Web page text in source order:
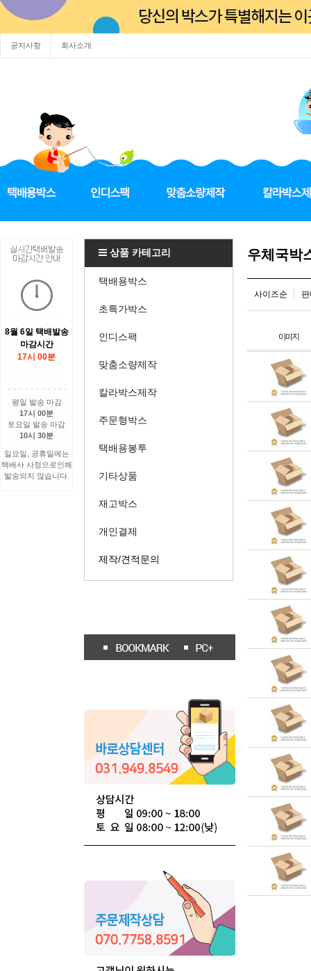
공지사항 회사소개
8월 6일 택배발송
마감시간
17시 00분
평일 발송 마감
17시 00분
토요일 발송 마감
10시 30분
일요일, 공휴일에는
택배사 사정으로인해
발송되지 않습니다.
상품 카테고리
택배용박스
초특가박스
인디스팩
맞춤소량제작
칼라박스제작
주문형박스
택배용봉투
기타상품
재고박스
개인결제
제작/견적문의
우체국박
사이즈순